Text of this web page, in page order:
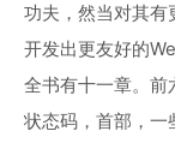
功夫，然当对其有
开发出更友好的
全书有十一章。前
状态码，首部，